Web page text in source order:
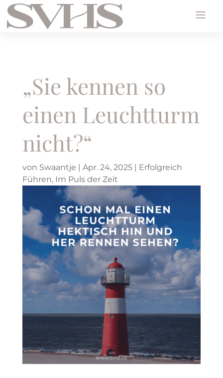
„Sie kennen so
einen Leuchtturm
nicht?“
von Swaantje | Apr. 24, 2025| Erfolgreich
Führen, Im Puls der Zeit